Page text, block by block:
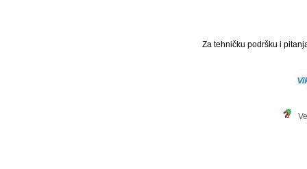
Za tehničku podršku i